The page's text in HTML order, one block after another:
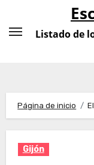
contenido
Listado de
Página de inicio
Gijón